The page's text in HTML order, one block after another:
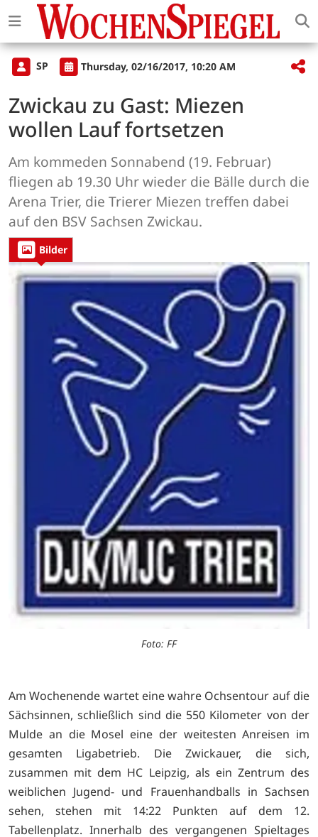
SP Thursday, 02/16/2017, 10:20 AM
Zwickau zu Gast: Miezen
wollen Lauf fortsetzen
Am kommeden Sonnabend (19. Februar)
fliegen ab 19.30 Uhr wieder die Bälle durch die
Arena Trier, die Trierer Miezen treffen dabei
auf den BSV Sachsen Zwickau.
Bilder
Foto: FF
Am Wochenende wartet eine wahre Ochsentour auf die
Sächsinnen, schließlich sind die 550 Kilometer von der
Mulde an die Mosel eine der weitesten Anreisen im
gesamten Ligabetrieb. Die Zwickauer, die sich,
zusammen mit dem HC Leipzig, als ein Zentrum des
weiblichen Jugend- und Frauenhandballs in Sachsen
sehen, stehen mit 14:22 Punkten auf dem 12.
Tabellenplatz. Innerhalb des vergangenen Spieltages